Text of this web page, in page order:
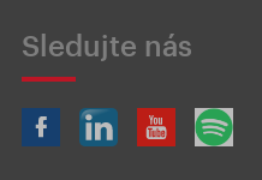
Sledujte nás